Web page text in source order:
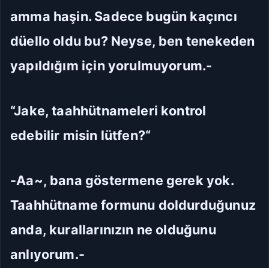
amma haşin. Sadece bugün kaçıncı
düello oldu bu? Neyse, ben tenekeden
yapıldığım için yorulmuyorum.-
“Jake, taahhütnameleri kontrol
edebilir misin lütfen?“
-Aa~, bana göstermene gerek yok.
Taahhütname formunu doldurduğunuz
anda, kurallarınızın ne olduğunu
anlıyorum.-